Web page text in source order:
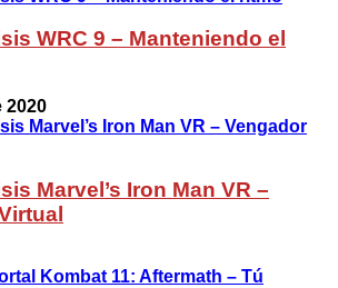
WRC 9 – Manteniendo el
2020
Marvel’s Iron Man VR –